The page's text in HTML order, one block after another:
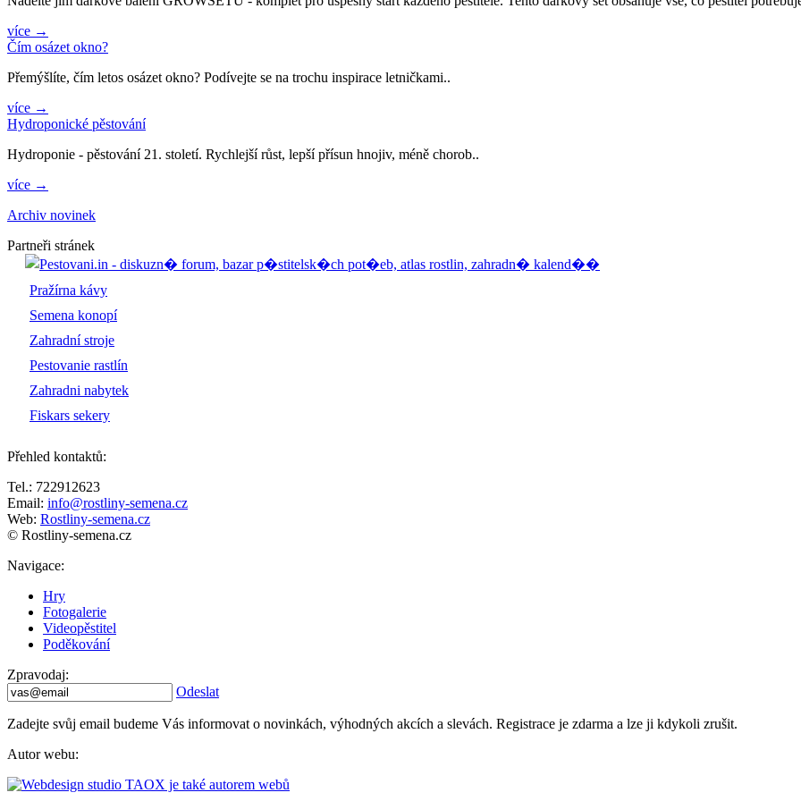
více →
Čím osázet okno?
Přemýšlíte, čím letos osázet okno? Podívejte se na trochu inspirace letničkami..
více →
Hydroponické pěstování
Hydroponie - pěstování 21. století. Rychlejší růst, lepší přísun hnojiv, méně chorob..
více →
Archiv novinek
Partneři stránek
Pražírna kávy
Semena konopí
Zahradní stroje
Pestovanie rastlín
Zahradni nabytek
Fiskars sekery
Přehled kontaktů:
Tel.: 722912623
Email: info@rostliny-semena.cz
Web: Rostliny-semena.cz
© Rostliny-semena.cz
Navigace:
Hry
Fotogalerie
Videopěstitel
Poděkování
Zpravodaj:
Odeslat
Zadejte svůj email budeme Vás informovat o novinkách, výhodných akcích a slevách. Registrace je zdarma a lze ji kdykoli zrušit.
Autor webu: